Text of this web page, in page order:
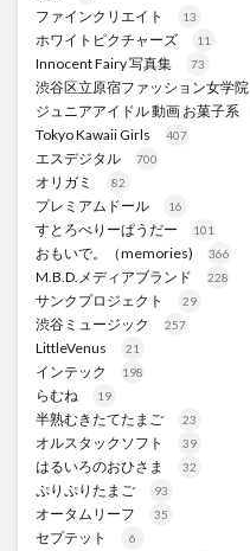
ファインクリエイト 13
ホワイトピクチャーズ 11
Innocent Fairy 写真集 73
渋谷区立原宿ファッション女学院
ジュニアアイドル 動画 お菓子系
Tokyo Kawaii Girls 407
エスデジタル 700
オリガミ 82
プレミアムドール 16
すとろべりーぱうだー 101
おもいで。（memories) 366
M.B.D.メディアブランド 228
サンクプロジェクト 29
渋谷ミュージック 257
LittleVenus 21
インテック 198
らむね 19
半熟むきたてたまご 23
オルスタックソフト 39
はるいろのおひさま 32
ぷりぷりたまご 93
オータムリーフ 35
セプテット 6